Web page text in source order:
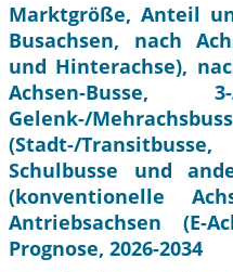
Marktgröße, Anteil
Busachsen, nach
und Hinterachse),
Achsen-Busse,
Gelenk-/
(Stadt-/
Schulbusse und
(konventionelle
Antriebsachsen (E-
Prognose, 2026-2034